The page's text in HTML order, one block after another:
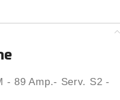
- 89 Amp.- Serv. S2 -